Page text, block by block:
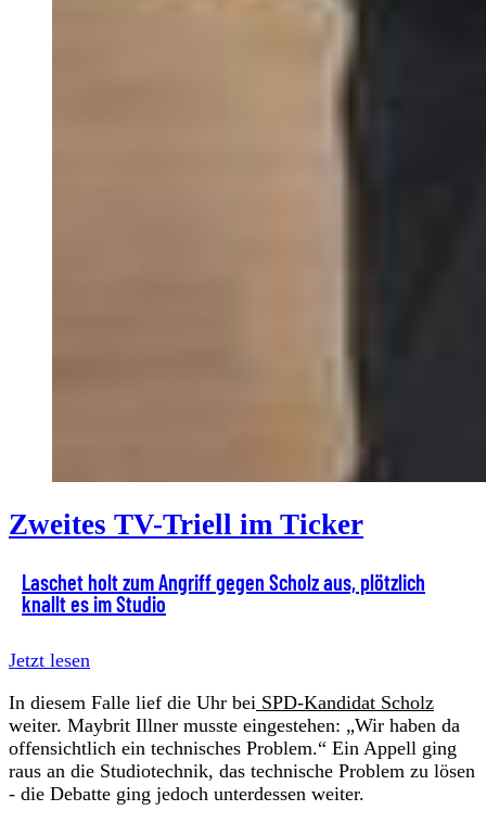
Zweites TV-Triell im Ticker
Laschet holt zum Angriff gegen Scholz aus, plötzlich
knallt es im Studio
Jetzt lesen
In diesem Falle lief die Uhr bei SPD-Kandidat Scholz
weiter. Maybrit Illner musste eingestehen: „Wir haben da
offensichtlich ein technisches Problem.“ Ein Appell ging
raus an die Studiotechnik, das technische Problem zu lösen
- die Debatte ging jedoch unterdessen weiter.